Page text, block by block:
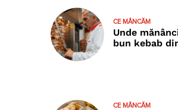
CE MÂNCĂM
Unde
bun kebab
CE MÂNCĂM